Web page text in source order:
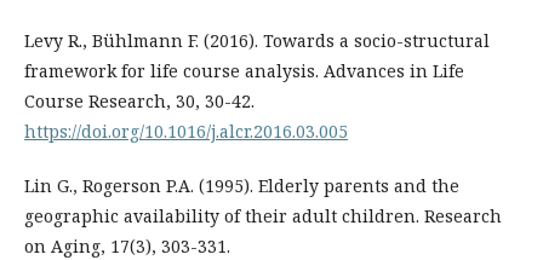
Levy R., Bühlmann F. (2016). Towards a socio-structural
framework for life course analysis. Advances in Life
Course Research, 30, 30-42.
https://doi.org/10.1016/j.alcr.2016.03.005
Lin G., Rogerson P.A. (1995). Elderly parents and the
geographic availability of their adult children. Research
on Aging, 17(3), 303-331.